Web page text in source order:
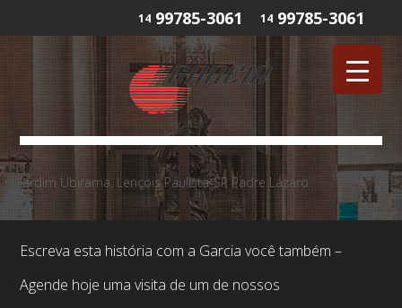
14 99785-3061
14 99785-3061
Jardim Ubirama, Lençois Paulista-SP Padre Lázaro
Escreva esta história com a Garcia você também –
Agende hoje uma visita de um de nossos